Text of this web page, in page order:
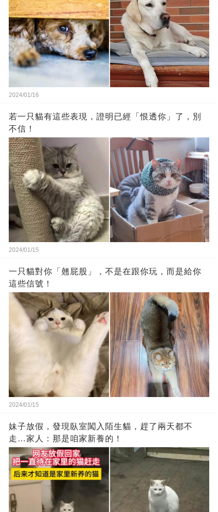
2024/01/16
若一只貓有這些表現，證明已經「恨透你」了，別
不信！
2024/01/15
一只貓對你「翹屁股」，不是在跟你玩，而是給你
這些信號！
2024/01/15
妹子放假，發現臥室闖入陌生貓，趕了兩天都不
走…家人：那是咱家新養的！